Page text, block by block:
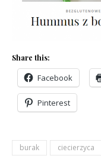
Share this:
Facebook
Pinterest
burak ciecierzyca